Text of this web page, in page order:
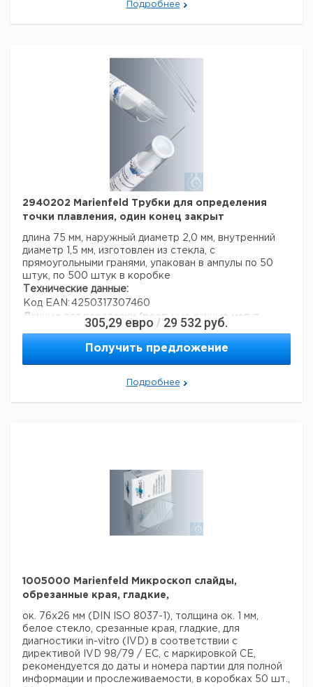
Подробнее
2940202 Marienfeld Трубки для определения
точки плавления, один конец закрыт
длина 75 мм, наружный диаметр 2,0 мм, внутренний
диаметр 1,5 мм, изготовлен из стекла, с
прямоугольными гранями, упакован в ампулы по 50
штук, по 500 штук в коробке
Технические данные:
Код EAN: 4250317307460
Данные для перевозки (реальные данные могут
305,29 евро / 29 532 руб.
Получить предложение
Подробнее
1005000 Marienfeld Микроскоп слайды,
обрезанные края, гладкие,
ок. 76x26 мм (DIN ISO 8037-1), толщина ок. 1 мм,
белое стекло, срезанные края, гладкие, для
диагностики in-vitro (IVD) в соответствии с
директивой IVD 98/79 / EC, с маркировкой CE,
рекомендуется до даты и номера партии для полной
информации и прослеживаемости, в коробках 50 шт.,